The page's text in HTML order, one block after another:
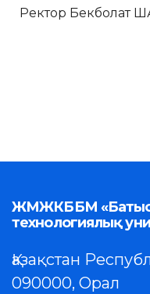
Ректор Бекболат
ЖМЖКББМ «Батыс
технологиялық
Қазақстан
090000, Орал